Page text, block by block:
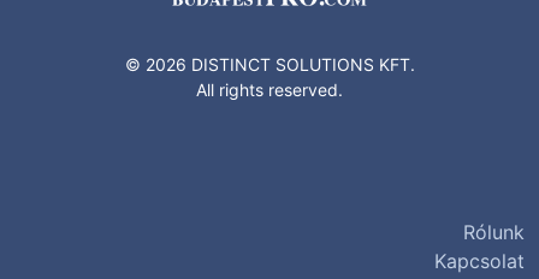
© 2026 DISTINCT SOLUTIONS KFT.
All rights reserved.
Rólunk
Kapcsolat